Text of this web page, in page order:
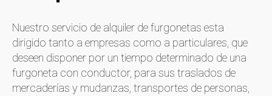
Nuestro servicio de alquiler de furgonetas esta
dirigido tanto a empresas como a particulares, que
deseen disponer por un tiempo determinado de una
furgoneta con conductor, para sus traslados de
mercaderías y mudanzas, transportes de personas,